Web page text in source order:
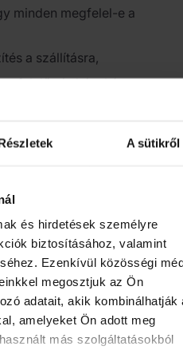
A sütikről
és hirdetések személyre
biztosításához, valamint
Ezenkívül közösségi
megosztjuk az Ön
adatait, akik kombinálhatják
amelyeket Ön adott meg
más szolgáltatásokból
minden megfelel-e a
a szállításra,
címkével és
és mindent
a lehető legjobb
visszakerül hozzánk,
a költségeink. Ki
és például el kell
amelyet már nem
visszahelyeznénk az
kell, és sztornóznunk
bizonylatot.